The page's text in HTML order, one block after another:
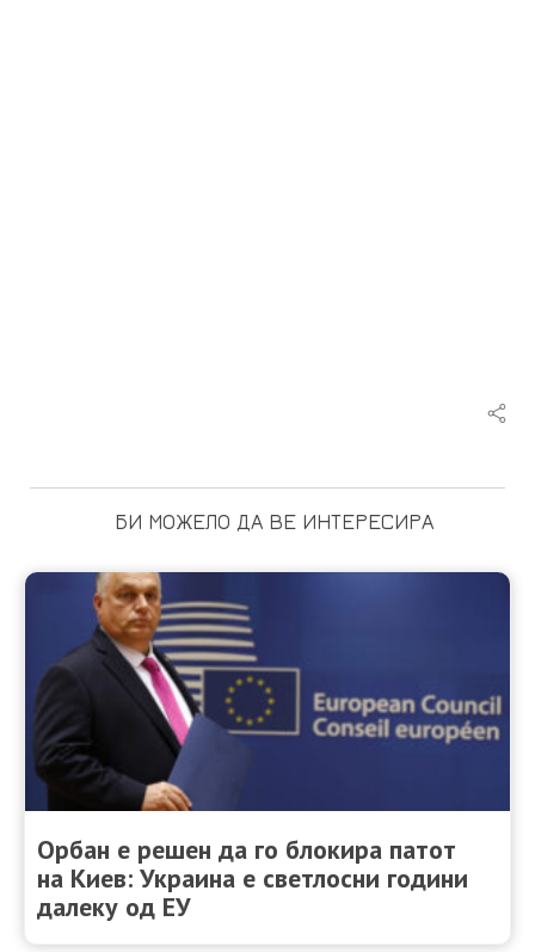
БИ МОЖЕЛО ДА ВЕ ИНТЕРЕСИРА
Орбан е решен да го блокира патот
на Киев: Украина е светлосни години
далеку од ЕУ